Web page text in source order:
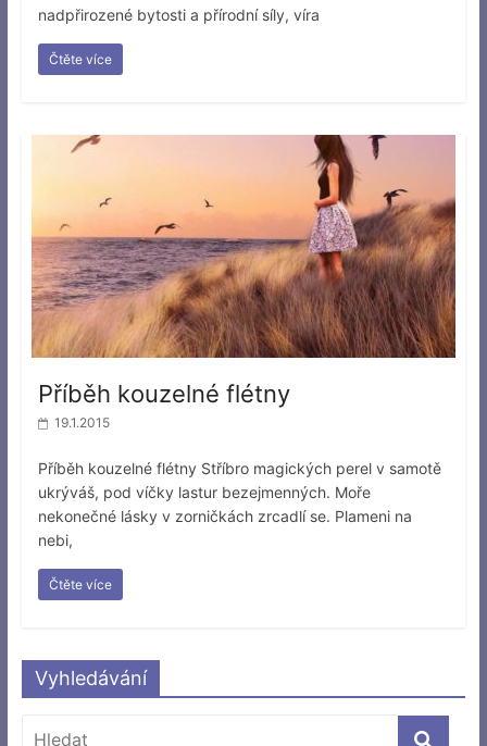
nadpřirozené bytosti a přírodní síly, víra
Čtěte více
Příběh kouzelné flétny
19.1.2015
Příběh kouzelné flétny Stříbro magických perel v samotě
ukrýváš, pod víčky lastur bezejmenných. Moře
nekonečné lásky v zorničkách zrcadlí se. Plameni na
nebi,
Čtěte více
Vyhledávání